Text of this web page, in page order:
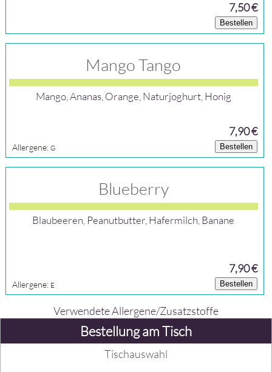
7,50 €
Bestellen
Mango Tango
Mango, Ananas, Orange, Naturjoghurt, Honig
7,90 €
Bestellen
Allergene: G
Blueberry
Blaubeeren, Peanutbutter, Hafermilch, Banane
7,90 €
Bestellen
Allergene: E
Verwendete Allergene/Zusatzstoffe
Bestellung am Tisch
Tischauswahl